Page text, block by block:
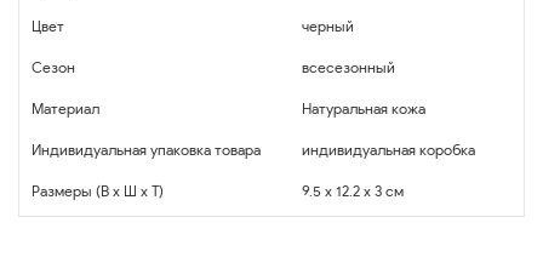
Цвет черный
Сезон всесезонный
Материал Натуральная кожа
Индивидуальная упаковка товара индивидуальная коробка
Размеры (В x Ш x Т) 9.5 x 12.2 x 3 см